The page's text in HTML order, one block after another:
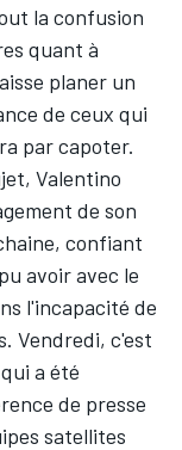
la confusion
quant à
planer un
de ceux qui
par capoter.
Valentino
de son
confiant
avoir avec le
l'incapacité de
. Vendredi, c'est
a été
de presse
satellites